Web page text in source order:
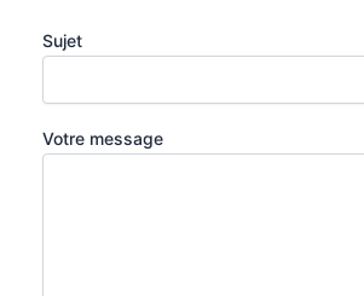
Sujet
Votre message